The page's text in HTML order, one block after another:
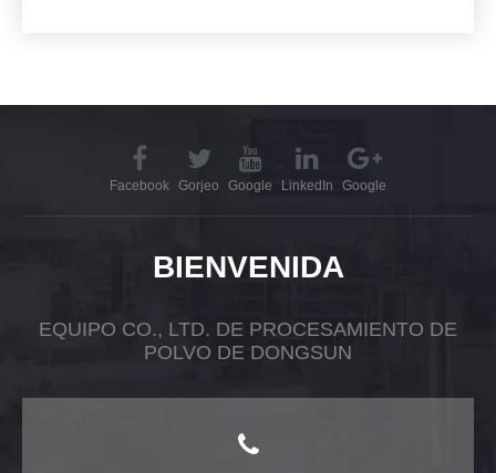
Facebook Gorjeo Google LinkedIn Google
BIENVENIDA
EQUIPO CO., LTD. DE PROCESAMIENTO DE
POLVO DE DONGSUN